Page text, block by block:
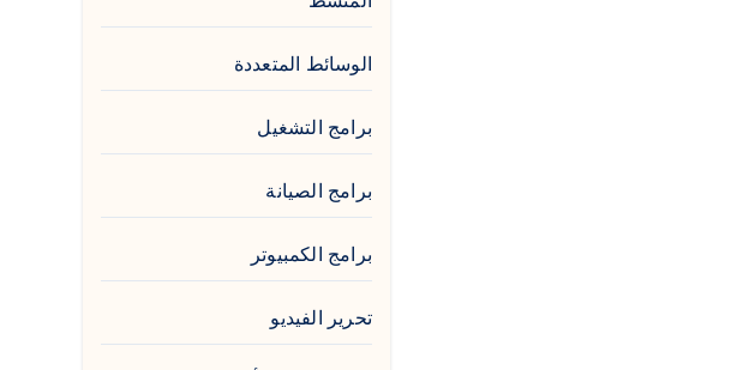
الوسائط المتعددة
برامج التشغيل
برامج الصيانة
برامج الكمبيوتر
تحرير الفيديو